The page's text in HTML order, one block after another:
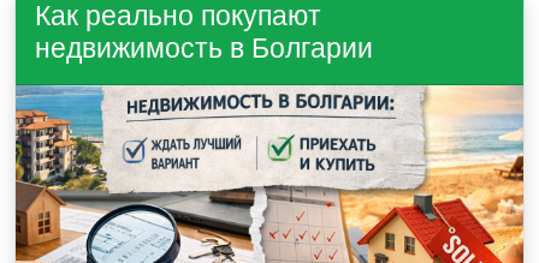
Как реально покупают
недвижимость в Болгарии